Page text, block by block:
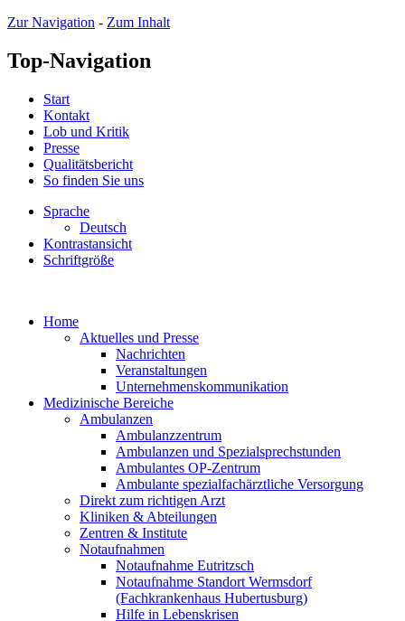
Zur Navigation - Zum Inhalt
Top-Navigation
Start
Kontakt
Lob und Kritik
Presse
Qualitätsbericht
So finden Sie uns
Sprache
Deutsch
Kontrastansicht
Schriftgröße
Home
Aktuelles und Presse
Nachrichten
Veranstaltungen
Unternehmenskommunikation
Medizinische Bereiche
Ambulanzen
Ambulanzzentrum
Ambulanzen und Spezialsprechstunden
Ambulantes OP-Zentrum
Ambulante spezialfachärztliche Versorgung
Direkt zum richtigen Arzt
Kliniken & Abteilungen
Zentren & Institute
Notaufnahmen
Notaufnahme Eutritzsch
Notaufnahme Standort Wermsdorf
(Fachkrankenhaus Hubertusburg)
Hilfe in Lebenskrisen